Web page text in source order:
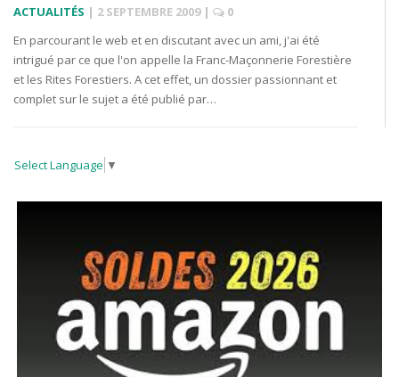
ACTUALITÉS | 2 SEPTEMBRE 2009 |
0
En parcourant le web et en discutant avec un ami, j'ai été
intrigué par ce que l'on appelle la Franc-Maçonnerie Forestière
et les Rites Forestiers. A cet effet, un dossier passionnant et
complet sur le sujet a été publié par…
Select Language ▼